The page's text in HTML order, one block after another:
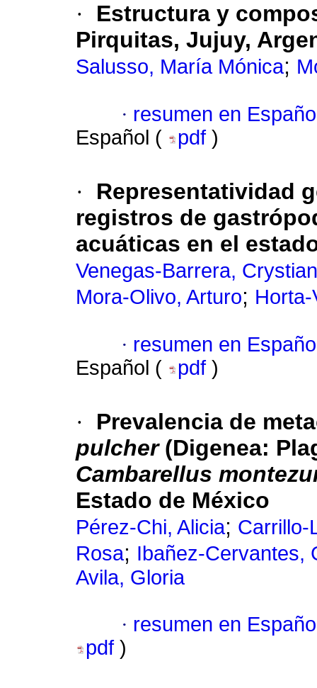
·
Estructura y
Pirquitas, Jujuy,
Salusso, María Mónica;
· resumen en
Español (
pdf )
·
Representatividad
registros de
acuáticas en el
Venegas-Barrera,
Mora-Olivo, Arturo;
· resumen en
Español (
pdf )
·
Prevalencia de
pulcher(Digenea:
Cambarellus
Estado de México
Pérez-Chi, Alicia; Carrillo-
Rosa; Ibañez-Cervantes,
Avila, Gloria
· resumen en
pdf )